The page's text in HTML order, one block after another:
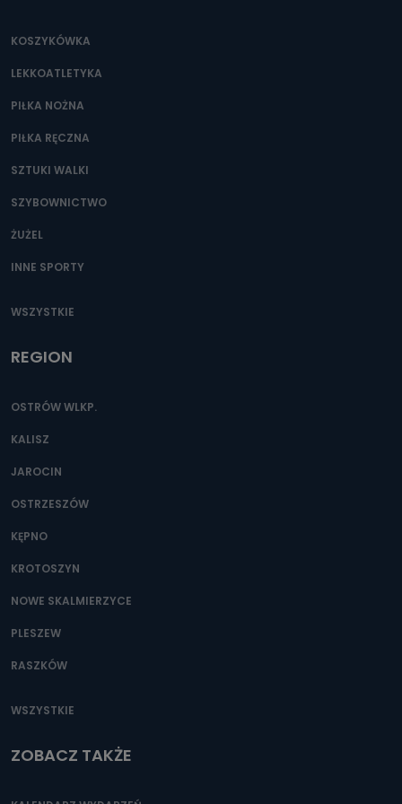
KOSZYKÓWKA
LEKKOATLETYKA
PIŁKA NOŻNA
PIŁKA RĘCZNA
SZTUKI WALKI
SZYBOWNICTWO
ŻUŻEL
INNE SPORTY
WSZYSTKIE
REGION
OSTRÓW WLKP.
KALISZ
JAROCIN
OSTRZESZÓW
KĘPNO
KROTOSZYN
NOWE SKALMIERZYCE
PLESZEW
RASZKÓW
WSZYSTKIE
ZOBACZ TAKŻE